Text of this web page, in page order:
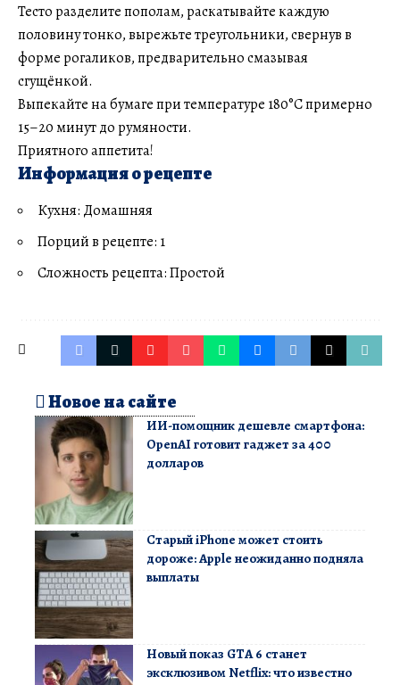
Тесто разделите пополам, раскатывайте каждую
половину тонко, вырежьте треугольники, свернув в
форме рогаликов, предварительно смазывая
сгущёнкой.
Выпекайте на бумаге при температуре 180°C примерно
15–20 минут до румяности.
Приятного аппетита!
Информация о рецепте
Кухня: Домашняя
Порций в рецепте: 1
Сложность рецепта: Простой
Новое на сайте
ИИ-помощник дешевле смартфона:
OpenAI готовит гаджет за 400
долларов
Старый iPhone может стоить
дороже: Apple неожиданно подняла
выплаты
Новый показ GTA 6 станет
эксклюзивом Netflix: что известно